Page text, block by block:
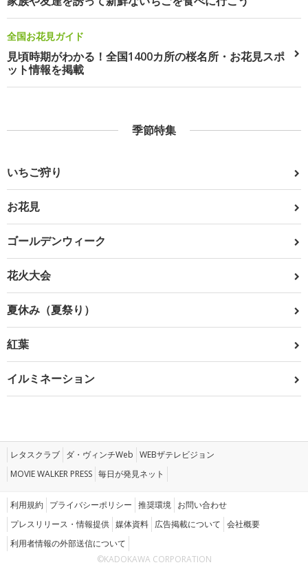
全国お花見ガイド
見頃時期がわかる！全国1400カ所の桜名所・お花見スポ
ット情報を掲載
季節特集
いちご狩り
お花見
ゴールデンウィーク
花火大会
夏休み（夏祭り）
紅葉
イルミネーション
レタスクラブ ダ・ヴィンチWeb WEBザテレビジョン
MOVIE WALKER PRESS 毎日が発見ネット
利用規約 プライバシーポリシー 推奨環境 お問い合わせ
プレスリリース・情報提供 媒体資料 広告掲載について 会社概要
利用者情報の外部送信について
©KADOKAWA CORPORATION